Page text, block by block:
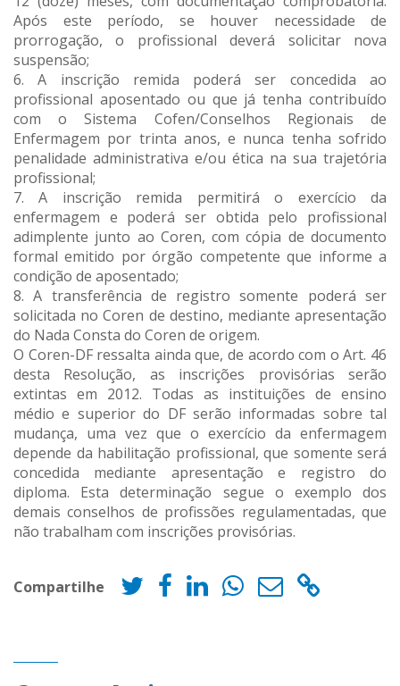
Após este período, se houver necessidade de
prorrogação, o profissional deverá solicitar nova
suspensão;
6. A inscrição remida poderá ser concedida ao
profissional aposentado ou que já tenha contribuído
com o Sistema Cofen/Conselhos Regionais de
Enfermagem por trinta anos, e nunca tenha sofrido
penalidade administrativa e/ou ética na sua trajetória
profissional;
7. A inscrição remida permitirá o exercício da
enfermagem e poderá ser obtida pelo profissional
adimplente junto ao Coren, com cópia de documento
formal emitido por órgão competente que informe a
condição de aposentado;
8. A transferência de registro somente poderá ser
solicitada no Coren de destino, mediante apresentação
do Nada Consta do Coren de origem.
O Coren-DF ressalta ainda que, de acordo com o Art. 46
desta Resolução, as inscrições provisórias serão
extintas em 2012. Todas as instituições de ensino
médio e superior do DF serão informadas sobre tal
mudança, uma vez que o exercício da enfermagem
depende da habilitação profissional, que somente será
concedida mediante apresentação e registro do
diploma. Esta determinação segue o exemplo dos
demais conselhos de profissões regulamentadas, que
não trabalham com inscrições provisórias.
Compartilhe